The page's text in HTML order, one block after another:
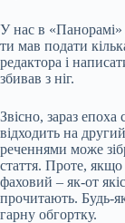
У нас в «Панорамі»
ти мав подати
редактора і
збивав з ніг.
Звісно, зараз епоха
відходить на
реченнями може
стаття. Проте, якщо
фаховий – як-от
прочитають. Будь-
гарну обгортку.